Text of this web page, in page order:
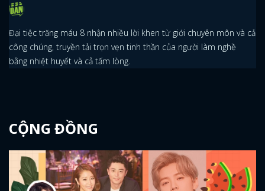
Đại tiệc trăng máu 8 nhận nhiều lời khen từ giới chuyên môn và cả
công chúng, truyền tải trọn vẹn tinh thần của người làm nghề
bằng nhiệt huyết và cả tấm lòng.
CỘNG ĐỒNG